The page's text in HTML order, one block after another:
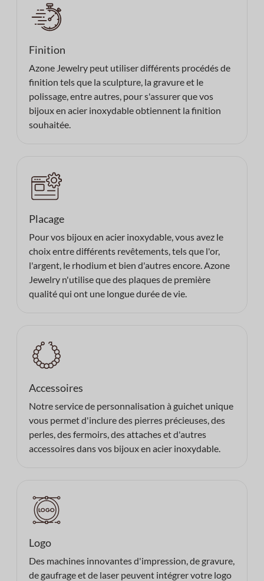
Finition
Azone Jewelry peut utiliser différents procédés de
finition tels que la sculpture, la gravure et le
polissage, entre autres, pour s'assurer que vos
bijoux en acier inoxydable obtiennent la finition
souhaitée.
Placage
Pour vos bijoux en acier inoxydable, vous avez le
choix entre différents revêtements, tels que l'or,
l'argent, le rhodium et bien d'autres encore. Azone
Jewelry n'utilise que des plaques de première
qualité qui ont une longue durée de vie.
Accessoires
Notre service de personnalisation à guichet unique
vous permet d'inclure des pierres précieuses, des
perles, des fermoirs, des attaches et d'autres
accessoires dans vos bijoux en acier inoxydable.
Logo
Des machines innovantes d'impression, de gravure,
de gaufrage et de laser peuvent intégrer votre logo